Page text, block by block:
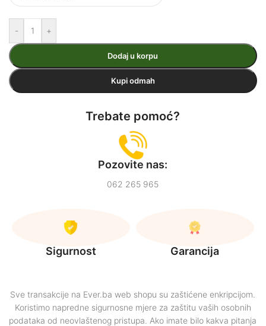
- +
Dodaj u korpu
Kupi odmah
Trebate pomoć?
Pozovite nas:
062 265 965
Sigurnost Garancija
Sve transakcije na Ever.ba web shopu su zaštićene enkripcijom.
Koristimo napredne sigurnosne mjere za zaštitu vaših osobnih
podataka od neovlaštenog pristupa. Ako imate bilo kakva pitanja